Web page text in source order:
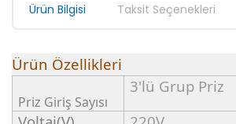
Ürün Bilgisi Taksit Seçenekleri
Ürün Özellikleri
Priz Giriş Sayısı
3'lü Grup Priz